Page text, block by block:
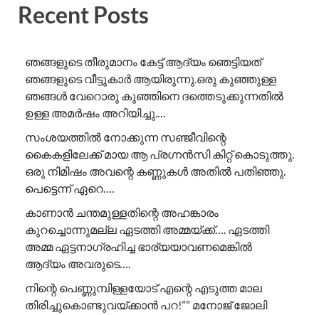
Recent Posts
ഞങ്ങളുടെ തീരുമാനം കേട്ട് ആദ്യം ഞെട്ടിയത്
ഞങ്ങളുടെ വീട്ടുകാർ ആയിരുന്നു.ഒരു കുഞ്ഞുള്ള
ഞങ്ങൾ വേറൊരു കുഞ്ഞിനെ ദത്തെടുക്കുന്നതിൽ
ഉള്ള അമർഷം അറിയിച്ചു.…
സംശയത്തിൽ നോക്കുന്ന സഞ്ജീവിന്റെ
കൈകളിലേക്ക് മായ ആ പ്രഗ്നൻസി കിറ്റ് കൊടുത്തു.
ഒരു നിമിഷം അവന്റെ കണ്ണുകൾ അതിൽ പതിഞ്ഞു.
പെട്ടെന്ന് ഏറെ….
കാണാൻ ചന്തമുള്ളതിന്റെ അഹങ്കാരം
കുറച്ചൊന്നുമല്ല ഏടത്തി അമ്മയ്ക്ക്…. ഏടത്തി
അമ്മ ഏട്ടനാഗ്രഹിച്ച ഭാര്യയാവണമെങ്കിൽ
ആദ്യം അവരുടെ….
നിന്റെ പെണ്ണുമ്പിള്ളയോട് എന്റെ എടുത്ത മാല
തിരിച്ചുകൊണ്ടുവയ്ക്കാൻ പറ!”” ​മനോജ് ജോലി